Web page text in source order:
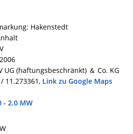
Hakenstedt
UG (haftungsbeschränkt) ＆ Co. KG
11.273361, Link zu Google Maps
- 2.0 MW